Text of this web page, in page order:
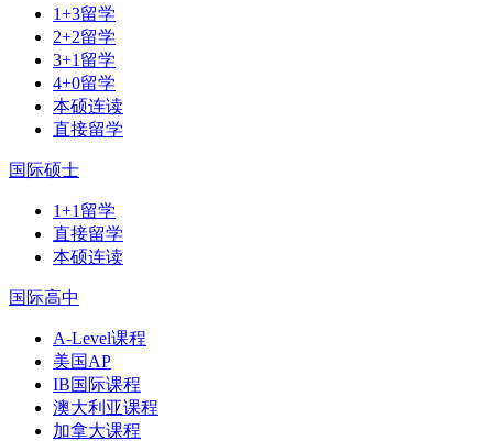
1+3留学
2+2留学
3+1留学
4+0留学
本硕连读
直接留学
国际硕士
1+1留学
直接留学
本硕连读
国际高中
A-Level课程
美国AP
IB国际课程
澳大利亚课程
加拿大课程